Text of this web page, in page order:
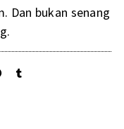
Dan bukan senang